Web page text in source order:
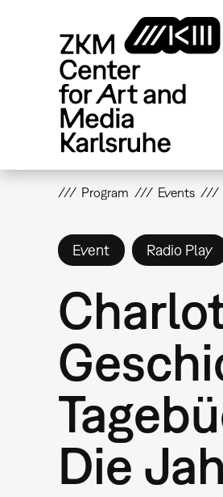
Program Events
Event Radio Play
Die